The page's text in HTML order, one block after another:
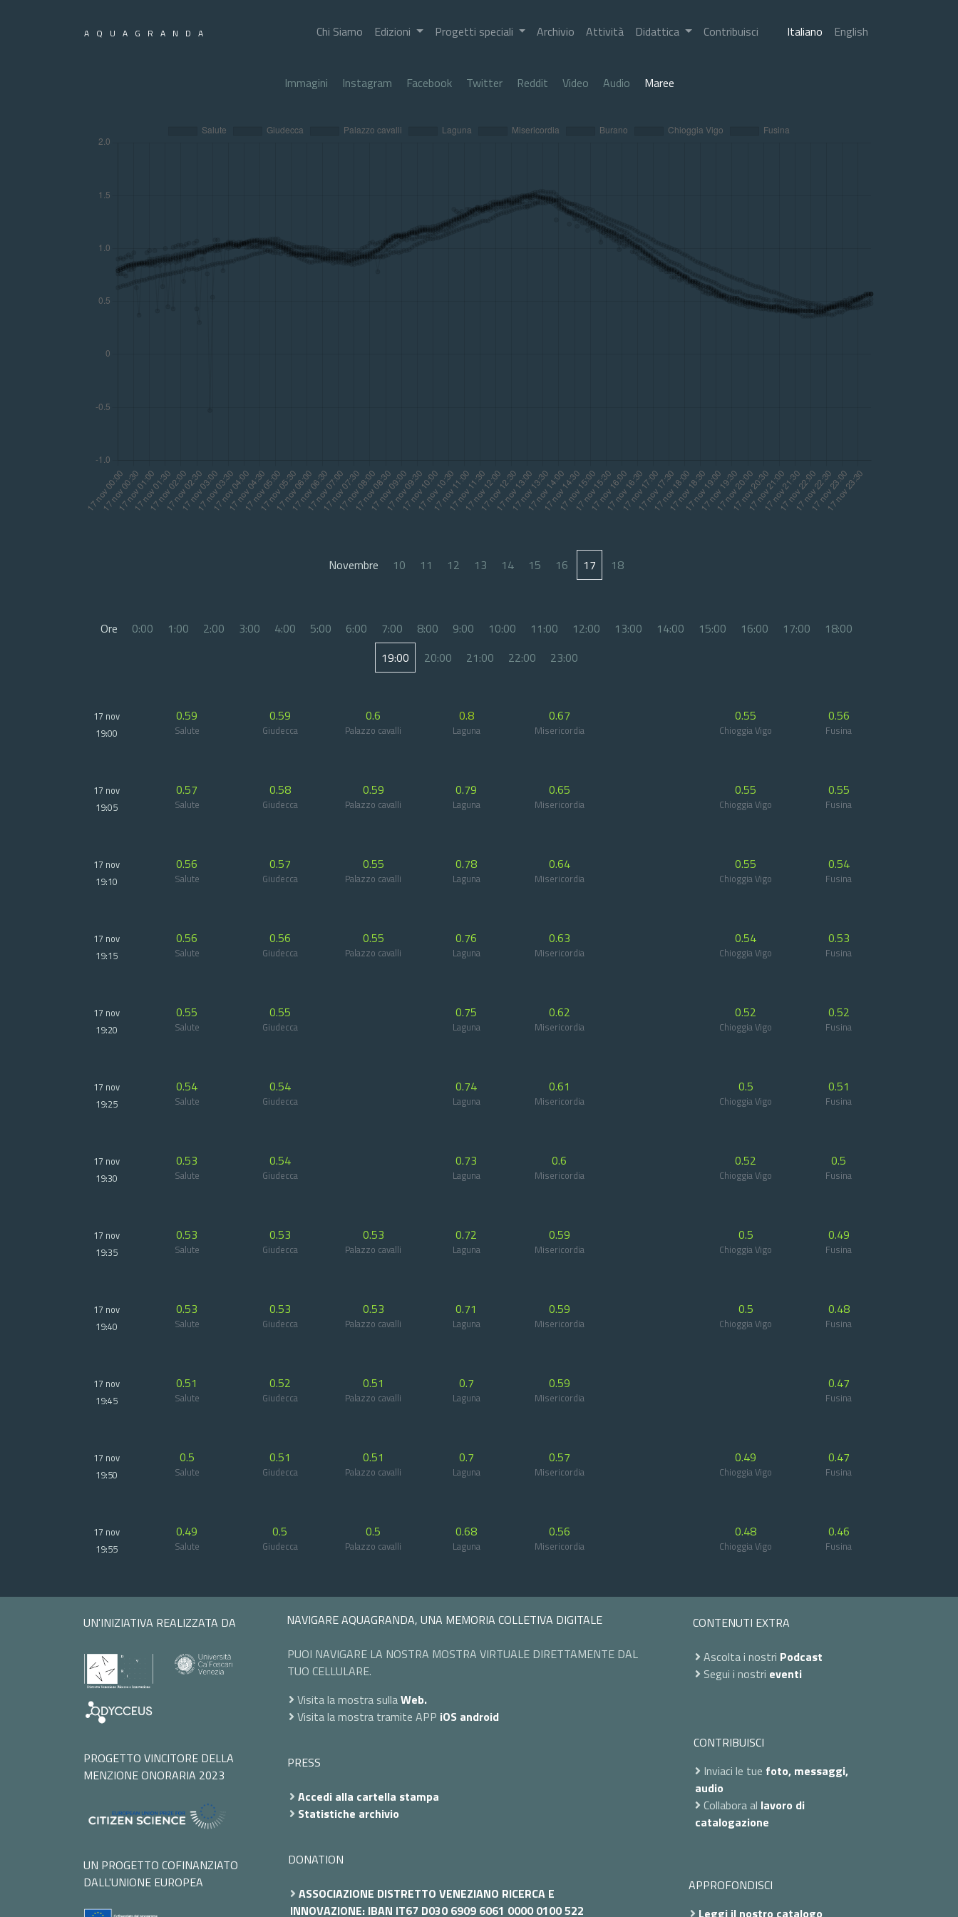
AQUAGRANDA Chi Siamo Edizioni Progetti speciali Archivio Attività Didattica Contribuisci Italiano English
Immagini Instagram Facebook Twitter Reddit Video Audio Maree
Novembre 10 11 12 13 14 15 16 17 18
Ore 0:00 1:00 2:00 3:00 4:00 5:00 6:00 7:00 8:00 9:00 10:00 11:00 12:00 13:00 14:00 15:00 16:00 17:00
18:00
19:00
20:00 21:00 22:00 23:00
17 nov
19:00
0.59
Salute
0.59
Giudecca
0.6
Palazzo cavalli
0.8
Laguna
0.67
Misericordia
0.55
Chioggia Vigo
0.56
Fusina
17 nov
19:05
0.57
Salute
0.58
Giudecca
0.59
Palazzo cavalli
0.79
Laguna
0.65
Misericordia
0.55
Chioggia Vigo
0.55
Fusina
17 nov
19:10
0.56
Salute
0.57
Giudecca
0.55
Palazzo cavalli
0.78
Laguna
0.64
Misericordia
0.55
Chioggia Vigo
0.54
Fusina
17 nov
19:15
0.56
Salute
0.56
Giudecca
0.55
Palazzo cavalli
0.76
Laguna
0.63
Misericordia
0.54
Chioggia Vigo
0.53
Fusina
17 nov
19:20
0.55
Salute
0.55
Giudecca
0.75
Laguna
0.62
Misericordia
0.52
Chioggia Vigo
0.52
Fusina
17 nov
19:25
0.54
Salute
0.54
Giudecca
0.74
Laguna
0.61
Misericordia
0.5
Chioggia Vigo
0.51
Fusina
17 nov
19:30
0.53
Salute
0.54
Giudecca
0.73
Laguna
0.6
Misericordia
0.52
Chioggia Vigo
0.5
Fusina
17 nov
19:35
0.53
Salute
0.53
Giudecca
0.53
Palazzo cavalli
0.72
Laguna
0.59
Misericordia
0.5
Chioggia Vigo
0.49
Fusina
17 nov
19:40
0.53
Salute
0.53
Giudecca
0.53
Palazzo cavalli
0.71
Laguna
0.59
Misericordia
0.5
Chioggia Vigo
0.48
Fusina
17 nov
19:45
0.51
Salute
0.52
Giudecca
0.51
Palazzo cavalli
0.7
Laguna
0.59
Misericordia
0.47
Fusina
17 nov
19:50
0.5
Salute
0.51
Giudecca
0.51
Palazzo cavalli
0.7
Laguna
0.57
Misericordia
0.49
Chioggia Vigo
0.47
Fusina
17 nov
19:55
0.49
Salute
0.5
Giudecca
0.5
Palazzo cavalli
0.68
Laguna
0.56
Misericordia
0.48
Chioggia Vigo
0.46
Fusina
UN'INIZIATIVA REALIZZATA DA
PROGETTO VINCITORE DELLA
MENZIONE ONORARIA 2023
UN PROGETTO COFINANZIATO
DALL'UNIONE EUROPEA
NAVIGARE AQUAGRANDA, UNA MEMORIA COLLETIVA DIGITALE
PUOI NAVIGARE LA NOSTRA MOSTRA VIRTUALE DIRETTAMENTE DAL
TUO CELLULARE.
Visita la mostra sullaWeb.
Visita la mostra tramite APP iOS android
PRESS
Accedi alla cartella stampa
Statistiche archivio
DONATION
ASSOCIAZIONE DISTRETTO VENEZIANO RICERCA E
INNOVAZIONE: IBAN IT67 D030 6909 6061 0000 0100 522
CONTENUTI EXTRA
Ascolta i nostri Podcast
Segui i nostri eventi
CONTRIBUISCI
Inviaci le tue foto, messaggi,
audio
Collabora al lavoro di
catalogazione
APPROFONDISCI
Leggi il nostro catalogo